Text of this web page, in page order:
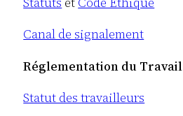
Canal de signalement
Réglementation du Travail
Statut des travailleurs